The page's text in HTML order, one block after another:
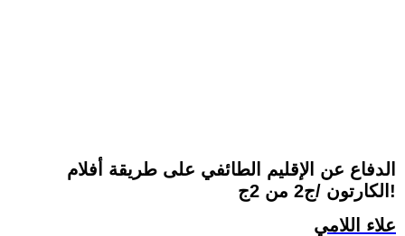
الدفاع عن الإقليم الطائفي على طريقة أفلام
الكارتون /ج2 من 2ج!
علاء اللامي